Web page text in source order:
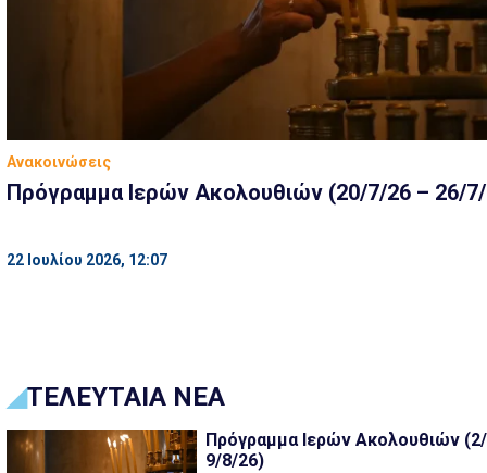
Ανακοινώσεις
Πρόγραμμα Ιερών Ακολουθιών (20/7/26 – 26/
22 Ιουλίου 2026, 12:07
ΤΕΛΕΥΤΑΙΑ ΝΕΑ
Πρόγραμμα Ιερών Ακολουθιών
9/8/26)